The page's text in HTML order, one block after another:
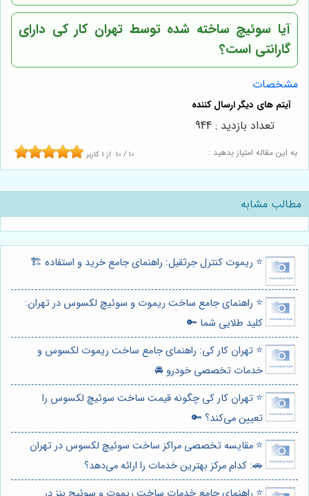
آیا سوئیچ ساخته شده توسطتهران کار کی دارای
گارانتی است؟
مشخصات
به این مقاله امتیاز بدهید : 10 / 10 از 1 کاربر
تعداد بازدید : 944
مطالب مشابه
⭐️ ریموت کنترل جرثقیل: راهنمای جامع خرید و استفاده 🏗️
⭐️ راهنمای جامع ساخت ریموت و سوئیچ لکسوس در تهران:
کلید طلایی شما 🔑
⭐️ تهران کار کی: راهنمای جامع ساخت ریموت لکسوس و
خدمات تخصصی خودرو 🚘
⭐️ تهران کار کی چگونه قیمت ساخت سوئیچ لکسوس را
تعیین می‌کند؟ 🔑
⭐️ مقایسه تخصصی مراکز ساخت سوئیچ لکسوس در تهران
🚗: کدام مرکز بهترین خدمات را ارائه می‌دهد؟